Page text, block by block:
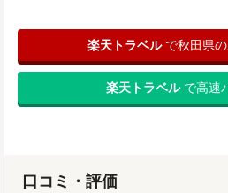
楽天トラベルで秋田県
楽天トラベルで高速
口コミ・評価